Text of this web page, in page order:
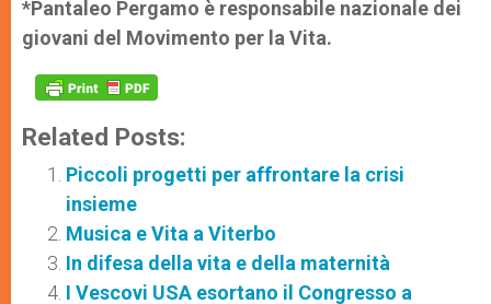
*Pantaleo Pergamo è responsabile nazionale dei
giovani del Movimento per la Vita.
Related Posts:
Piccoli progetti per affrontare la crisi
insieme
Musica e Vita a Viterbo
In difesa della vita e della maternità
I Vescovi USA esortano il Congresso a